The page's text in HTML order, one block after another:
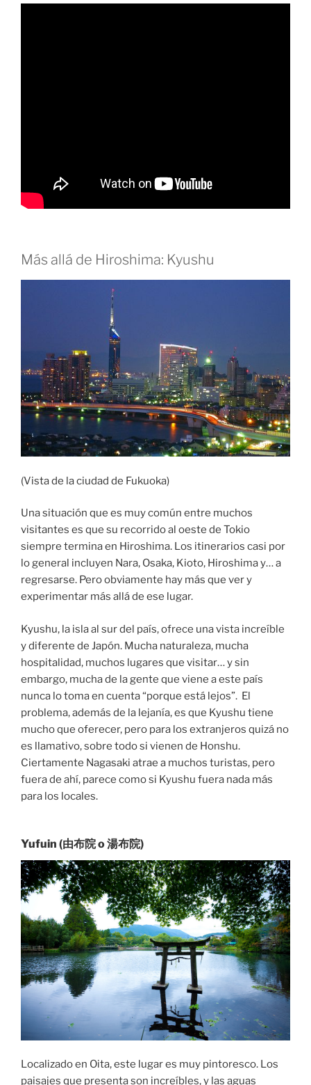
Más allá de Hiroshima: Kyushu
(Vista de la ciudad de Fukuoka)
Una situación que es muy común entre muchos
visitantes es que su recorrido al oeste de Tokio
siempre termina en Hiroshima. Los itinerarios casi por
lo general incluyen Nara, Osaka, Kioto, Hiroshima y… a
regresarse. Pero obviamente hay más que ver y
experimentar más allá de ese lugar.
Kyushu, la isla al sur del país, ofrece una vista increíble
y diferente de Japón. Mucha naturaleza, mucha
hospitalidad, muchos lugares que visitar… y sin
embargo, mucha de la gente que viene a este país
nunca lo toma en cuenta “porque está lejos”. El
problema, además de la lejanía, es que Kyushu tiene
mucho que oferecer, pero para los extranjeros quizá no
es llamativo, sobre todo si vienen de Honshu.
Ciertamente Nagasaki atrae a muchos turistas, pero
fuera de ahí, parece como si Kyushu fuera nada más
para los locales.
Yufuin (由布院 o 湯布院)
Localizado en Oita, este lugar es muy pintoresco. Los
paisajes que presenta son increíbles, y las aguas